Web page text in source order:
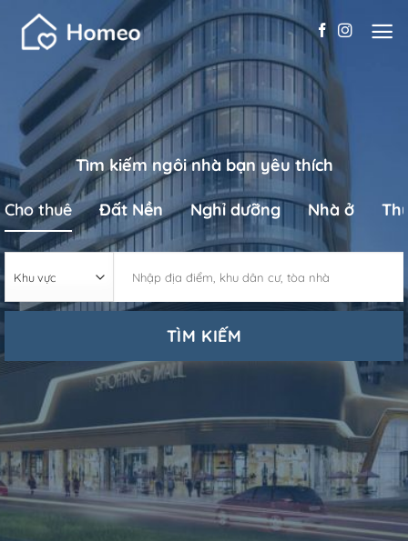
content
Tìm kiếm ngôi nhà bạn yêu thích
Cho thuê Đất Nền Nghỉ dưỡng Nhà ở
TÌM KIẾM